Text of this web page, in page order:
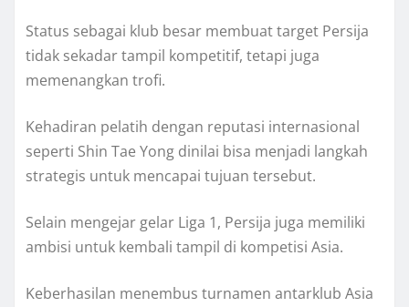
Status sebagai klub besar membuat target Persija
tidak sekadar tampil kompetitif, tetapi juga
memenangkan trofi.
Kehadiran pelatih dengan reputasi internasional
seperti Shin Tae Yong dinilai bisa menjadi langkah
strategis untuk mencapai tujuan tersebut.
Selain mengejar gelar Liga 1, Persija juga memiliki
ambisi untuk kembali tampil di kompetisi Asia.
Keberhasilan menembus turnamen antarklub Asia